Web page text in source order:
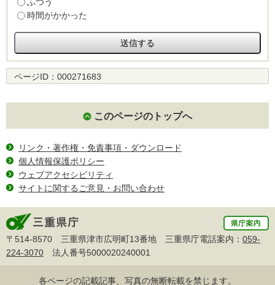
時間がかかった
ページID： 000271683
このページのトップへ
リンク・著作権・免責事項・ダウンロード
個人情報保護ポリシー
ウェブアクセシビリティ
サイトに関するご意見・お問い合わせ
〒514-8570 三重県津市広明町13番地 三重県庁電話案内： 059-
224-3070 法人番号5000020240001
各ページの記載記事、写真の無断転載を禁じます。